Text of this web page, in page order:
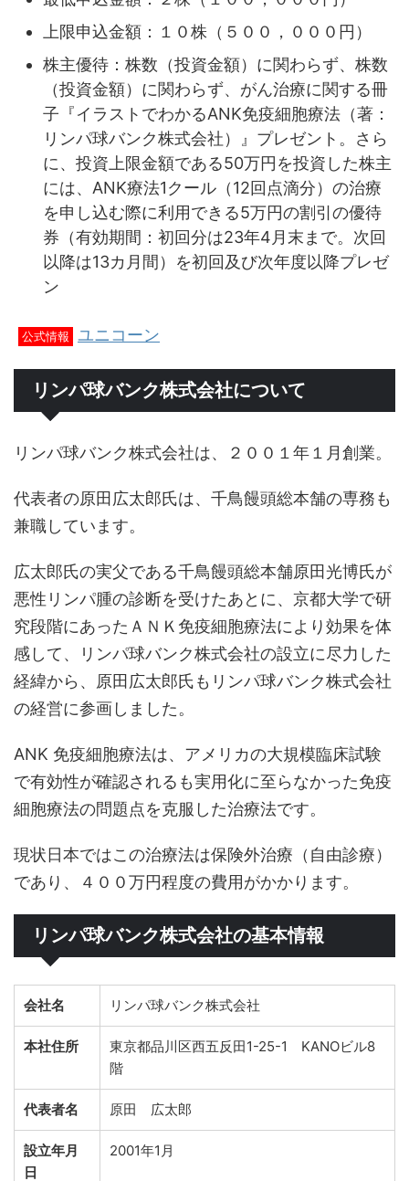
上限申込金額：１０株（５００，０００円）
株主優待：株数（投資金額）に関わらず、株数
（投資金額）に関わらず、がん治療に関する冊
子『イラストでわかるANK免疫細胞療法（著：
リンパ球バンク株式会社）』プレゼント。さら
に、投資上限金額である50万円を投資した株主
には、ANK療法1クール（12回点滴分）の治療
を申し込む際に利用できる5万円の割引の優待
券（有効期間：初回分は23年4月末まで。次回
以降は13カ月間）を初回及び次年度以降プレゼ
ン
公式情報 ユニコーン
リンパ球バンク株式会社について
リンパ球バンク株式会社は、２００１年１月創業。
代表者の原田広太郎氏は、千鳥饅頭総本舗の専務も
兼職しています。
広太郎氏の実父である千鳥饅頭総本舗原田光博氏が
悪性リンパ腫の診断を受けたあとに、京都大学で研
究段階にあったＡＮＫ免疫細胞療法により効果を体
感して、リンパ球バンク株式会社の設立に尽力した
経緯から、原田広太郎氏もリンパ球バンク株式会社
の経営に参画しました。
ANK 免疫細胞療法は、アメリカの大規模臨床試験
で有効性が確認されるも実用化に至らなかった免疫
細胞療法の問題点を克服した治療法です。
現状日本ではこの治療法は保険外治療（自由診療）
であり、４００万円程度の費用がかかります。
リンパ球バンク株式会社の基本情報
会社名 リンパ球バンク株式会社
本社住所
東京都品川区西五反田1-25-1 KANOビル8
階
代表者名 原田 広太郎
設立年月
日
2001年1月